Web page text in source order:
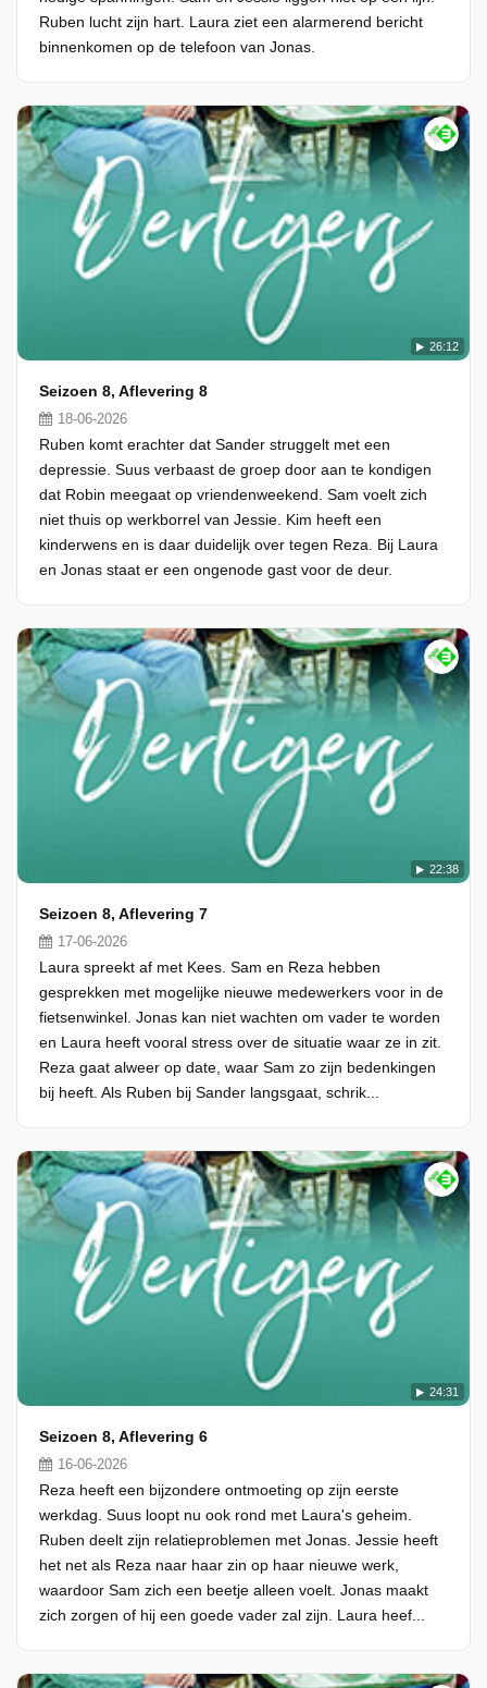
Ruben lucht zijn hart. Laura ziet een alarmerend bericht
binnenkomen op de telefoon van Jonas.
26:12
Seizoen 8, Aflevering 8
18-06-2026
Ruben komt erachter dat Sander struggelt met een
depressie. Suus verbaast de groep door aan te kondigen
dat Robin meegaat op vriendenweekend. Sam voelt zich
niet thuis op werkborrel van Jessie. Kim heeft een
kinderwens en is daar duidelijk over tegen Reza. Bij Laura
en Jonas staat er een ongenode gast voor de deur.
22:38
Seizoen 8, Aflevering 7
17-06-2026
Laura spreekt af met Kees. Sam en Reza hebben
gesprekken met mogelijke nieuwe medewerkers voor in de
fietsenwinkel. Jonas kan niet wachten om vader te worden
en Laura heeft vooral stress over de situatie waar ze in zit.
Reza gaat alweer op date, waar Sam zo zijn bedenkingen
bij heeft. Als Ruben bij Sander langsgaat, schrik...
24:31
Seizoen 8, Aflevering 6
16-06-2026
Reza heeft een bijzondere ontmoeting op zijn eerste
werkdag. Suus loopt nu ook rond met Laura's geheim.
Ruben deelt zijn relatieproblemen met Jonas. Jessie heeft
het net als Reza naar haar zin op haar nieuwe werk,
waardoor Sam zich een beetje alleen voelt. Jonas maakt
zich zorgen of hij een goede vader zal zijn. Laura heef...